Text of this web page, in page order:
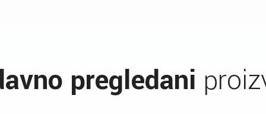
pregledani